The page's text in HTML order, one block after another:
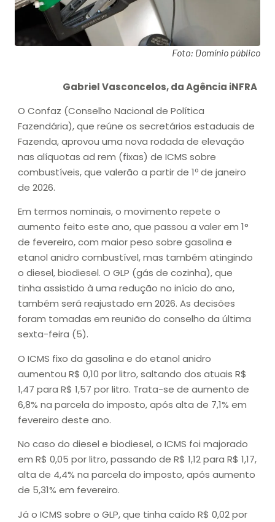
Foto: Domínio público
Gabriel Vasconcelos, da Agência iNFRA
O Confaz (Conselho Nacional de Política
Fazendária), que reúne os secretários estaduais de
Fazenda, aprovou uma nova rodada de elevação
nas alíquotas ad rem (fixas) de ICMS sobre
combustíveis, que valerão a partir de 1º de janeiro
de 2026.
Em termos nominais, o movimento repete o
aumento feito este ano, que passou a valer em 1°
de fevereiro, com maior peso sobre gasolina e
etanol anidro combustível, mas também atingindo
o diesel, biodiesel. O GLP (gás de cozinha), que
tinha assistido à uma redução no início do ano,
também será reajustado em 2026. As decisões
foram tomadas em reunião do conselho da última
sexta-feira (5).
O ICMS fixo da gasolina e do etanol anidro
aumentou R$ 0,10 por litro, saltando dos atuais R$
1,47 para R$ 1,57 por litro. Trata-se de aumento de
6,8% na parcela do imposto, após alta de 7,1% em
fevereiro deste ano.
No caso do diesel e biodiesel, o ICMS foi majorado
em R$ 0,05 por litro, passando de R$ 1,12 para R$ 1,17,
alta de 4,4% na parcela do imposto, após aumento
de 5,31% em fevereiro.
Já o ICMS sobre o GLP, que tinha caído R$ 0,02 por